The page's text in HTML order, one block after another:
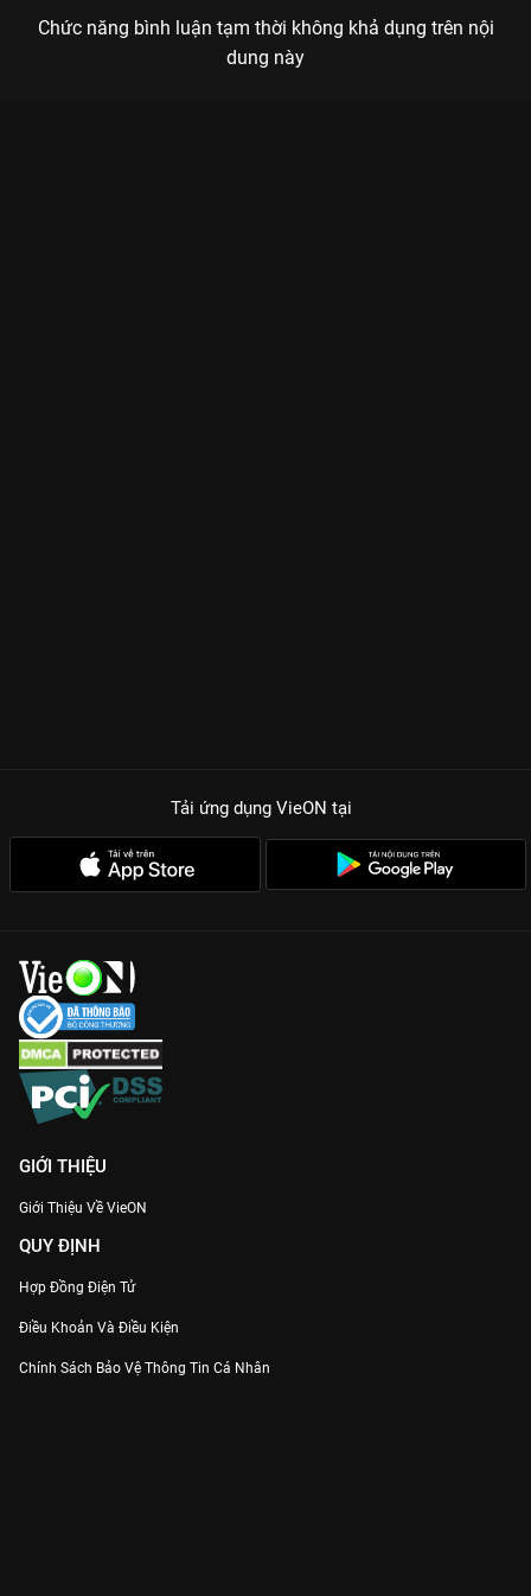
Chức năng bình luận tạm thời không khả dụng trên nội
dung này
Tải ứng dụng VieON tại
GIỚI THIỆU
Giới Thiệu Về VieON
QUY ĐỊNH
Hợp Đồng Điện Tử
Điều Khoản Và Điều Kiện
Chính Sách Bảo Vệ Thông Tin Cá Nhân